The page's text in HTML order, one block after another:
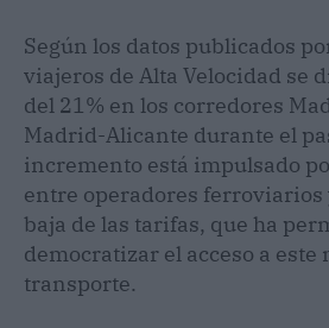
Según los datos publicados
viajeros de Alta Velocidad se
del 21% en los corredores
Madrid-Alicante durante el
incremento está impulsado
entre operadores ferroviarios
baja de las tarifas, que ha
democratizar el acceso a este
transporte.